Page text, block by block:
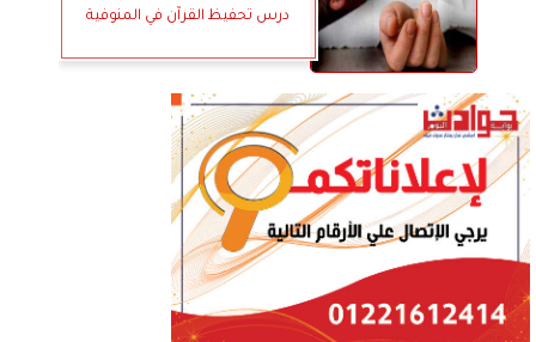
درس تحفيظ القرآن في المنوفية